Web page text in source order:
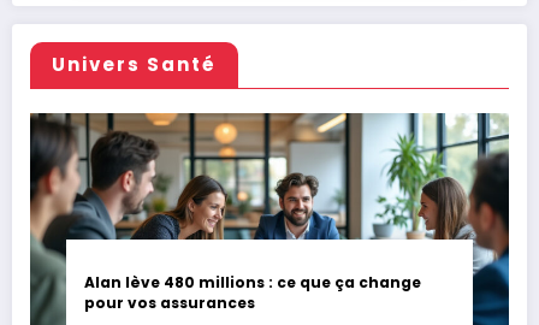
Univers Santé
Alan lève 480 millions : ce que ça change
pour vos assurances